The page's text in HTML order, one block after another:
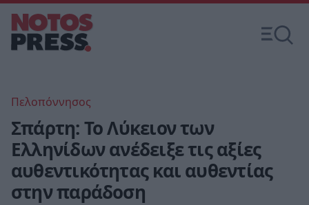
Πελοπόννησος
Σπάρτη: Το Λύκειον των
Ελληνίδων ανέδειξε τις αξίες
αυθεντικότητας και αυθεντίας
στην παράδοση